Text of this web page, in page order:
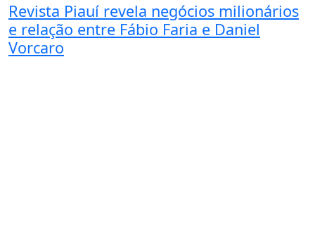
Revista Piauí revela negócios milionários
e relação entre Fábio Faria e Daniel
Vorcaro